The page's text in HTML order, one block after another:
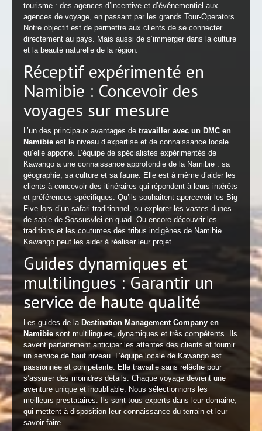
tourisme : des agences d’incentive et d’événementiel aux
agences de voyage, en passant par les grands Tour-Operators.
Notre objectif est de permettre aux clients de se connecter
directement au pays. Mais aussi de s’immerger dans la culture
et la beauté naturelle de la région.
Réceptif expérimenté en
Namibie : Concevoir des
voyages sur mesure
L’un des principaux avantages de travailler avec un DMC en
Namibie est le niveau d’expertise et de connaissance locale
qu’elle apporte. L’équipe de spécialistes expérimentés de
Kawango a une connaissance approfondie de la Namibie : sa
géographie, sa culture et sa faune. Elle est à même d’aider les
clients à concevoir des itinéraires qui répondent à leurs intérêts
et préférences spécifiques. Qu’ils souhaitent apercevoir les Big
Five lors d’un safari traditionnel, ou explorer les vastes dunes
de sable de Sossusvlei en quad. Ou encore découvrir les
traditions et les coutumes des tribus indigènes de Namibie…
Kawango peut les aider à réaliser leur projet.
Guides dynamiques et
multilingues : Garantir un
service de haute qualité
Les guides de la Destination Management Company en
Namibie sont multilingues, dynamiques et très compétents. Ils
savent parfaitement anticiper les attentes des clients et fournir
un service de haut niveau. L’équipe locale de Kawango est
passionnée et compétente. Elle travaille sans relâche pour
s’assurer des moindres détails. Chaque voyage devient une
aventure unique et inoubliable. Nous sélectionnons les
meilleurs prestataires. Ils sont tous experts dans leur domaine,
qui mettent à disposition leur connaissance du terrain et leur
savoir-faire.